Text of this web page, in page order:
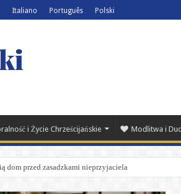
Italiano Português Polski
i Życie Chrześcijańskie Modlitwa i
dom przed zasadzkami nieprzyjaciela